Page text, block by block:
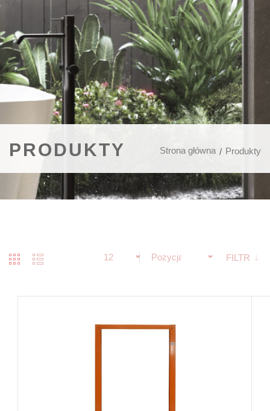
PRODUKTY Strona główna Produkty
Pozycja FILTR
12